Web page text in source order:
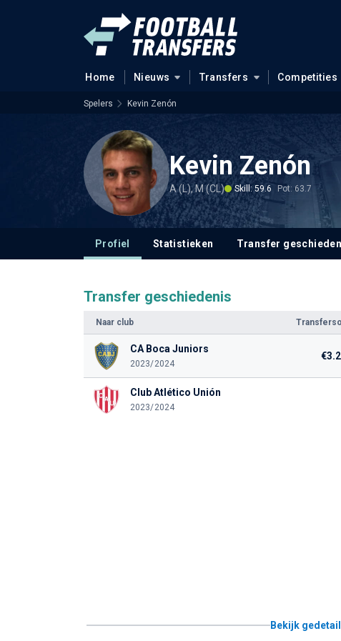
Home Nieuws Transfers Competities
Spelers Kevin Zenón
Kevin Zenón
A (L), M (CL) Skill: 59.6 Pot: 63.7
Profiel Statistieken Transfer
Transfer geschiedenis
Naar club
CA Boca Juniors
2023/2024
Club Atlético Unión
2023/2024
Bekijk